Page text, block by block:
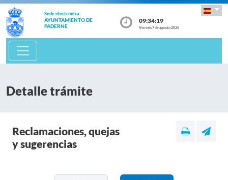
Sede electrónica
AYUNTAMIENTO DE
PADERNE
09:34:19
Viernes 7 de agosto 2026
Detalle trámite
Reclamaciones, quejas
y sugerencias